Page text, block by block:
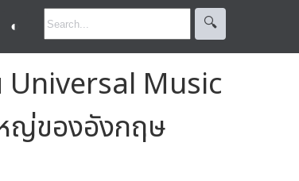
◐ 🔍︎
Universal Music
ญ่ของอังกฤษ